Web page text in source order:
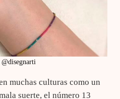
muchas culturas como un
suerte, el número 13